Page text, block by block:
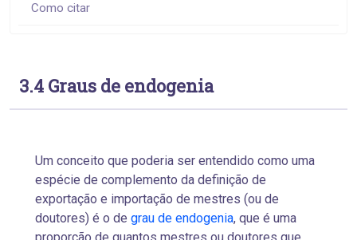
Como citar
3.4 Graus de endogenia
Um conceito que poderia ser entendido como uma
espécie de complemento da definição de
exportação e importação de mestres (ou de
doutores) é o de grau de endogenia, que é uma